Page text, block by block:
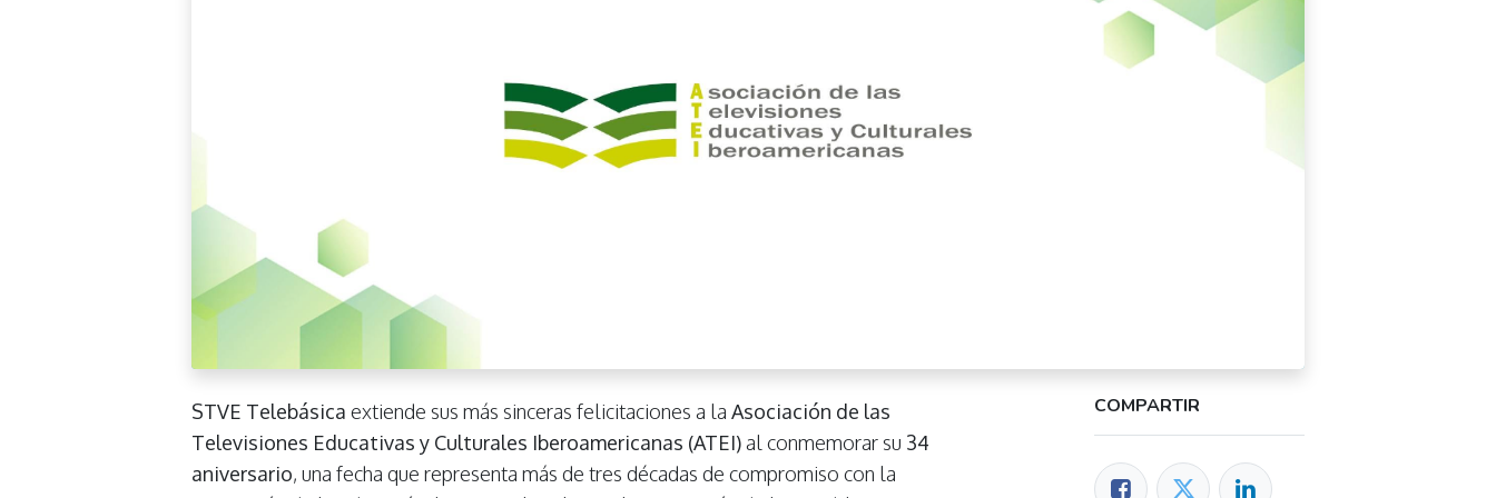
STVE Telebásica extiende sus más sinceras felicitaciones a la Asociación de las
Televisiones Educativas y Culturales Iberoamericanas (ATEI)al conmemorar su 34
aniversario, una fecha que representa más de tres décadas de compromiso con la
COMPARTIR